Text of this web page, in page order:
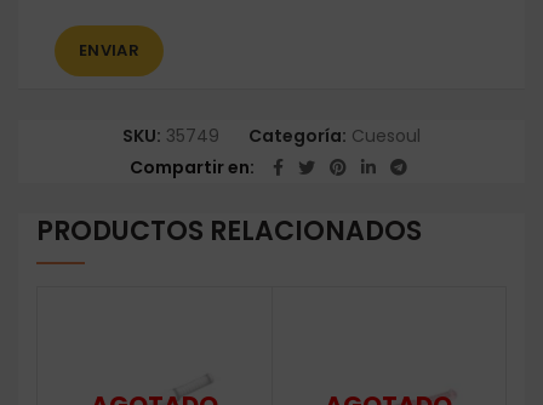
SKU: 35749 Categoría: Cuesoul
Compartir en
PRODUCTOS RELACIONADOS